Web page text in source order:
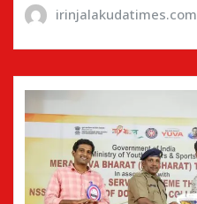
irinjalakudatimes.com